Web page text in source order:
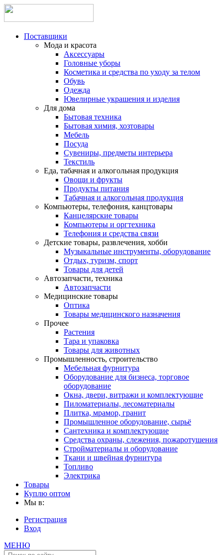
Поставщики
Мода и красота
Аксессуары
Головные уборы
Косметика и средства по уходу за телом
Обувь
Одежда
Ювелирные украшения и изделия
Для дома
Бытовая техника
Бытовая химия, хозтовары
Мебель
Посуда
Сувениры, предметы интерьера
Текстиль
Еда, табачная и алкогольная продукция
Овощи и фрукты
Продукты питания
Табачная и алкогольная продукция
Компьютеры, телефония, канцтовары
Канцелярские товары
Компьютеры и оргтехника
Телефония и средства связи
Детские товары, развлечения, хобби
Музыкальные инструменты, оборудование
Отдых, туризм, спорт
Товары для детей
Автозапчасти, техника
Автозапчасти
Медицинские товары
Оптика
Товары медицинского назначения
Прочее
Растения
Тара и упаковка
Товары для животных
Промышленность, строительство
Мебельная фурнитура
Оборудование для бизнеса, торговое
оборудование
Окна, двери, витражи и комплектующие
Пиломатериалы, лесоматериалы
Плитка, мрамор, гранит
Промышленное оборудование, сырьё
Сантехника и комплектующие
Средства охраны, слежения, пожаротушения
Стройматериалы и оборудование
Ткани и швейная фурнитура
Топливо
Электрика
Товары
Куплю оптом
Мы в:
Регистрация
Вход
МЕНЮ